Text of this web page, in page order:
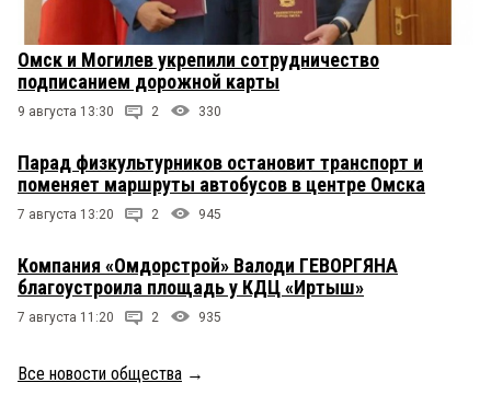
Омск и Могилев укрепили сотрудничество
подписанием дорожной карты
9 августа 13:30 2 330
Парад физкультурников остановит транспорт и
поменяет маршруты автобусов в центре Омска
7 августа 13:20 2 945
Компания «Омдорстрой» Валоди ГЕВОРГЯНА
благоустроила площадь у КДЦ «Иртыш»
7 августа 11:20 2 935
Все новости общества →